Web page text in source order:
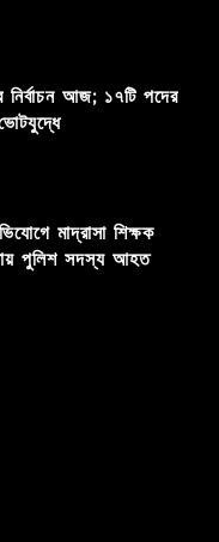
নির্বাচন আজ; ১৭টি পদের
মাদ্রাসা শিক্ষক
পুলিশ সদস্য আহত